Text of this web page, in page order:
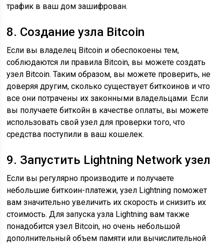
трафик в ваш дом зашифрован.
8. Создание узла Bitcoin
Если вы владелец Bitcoin и обеспокоены тем,
соблюдаются ли правила Bitcoin, вы можете создать
узел Bitcoin. Таким образом, вы можете проверить, не
доверяя другим, сколько существует биткоинов и что
все они потрачены их законными владельцами. Если
вы получаете биткойн в качестве оплаты, вы можете
использовать свой узел для проверки того, что
средства поступили в ваш кошелек.
9. Запустить Lightning Network узел
Если вы регулярно производите и получаете
небольшие биткоин-платежи, узел Lightning поможет
вам значительно увеличить их скорость и снизить их
стоимость. Для запуска узла Lightning вам также
понадобится узел Bitcoin, но очень небольшой
дополнительный объем памяти или вычислительной